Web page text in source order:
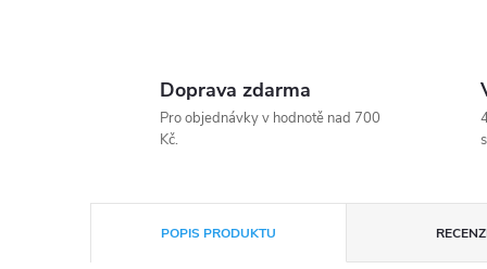
Doprava zdarma
Pro objednávky v hodnotě nad 700
Kč.
POPIS PRODUKTU